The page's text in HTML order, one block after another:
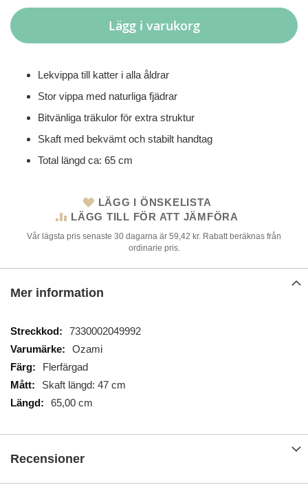
Lägg i varukorg
Lekvippa till katter i alla åldrar
Stor vippa med naturliga fjädrar
Bitvänliga träkulor för extra struktur
Skaft med bekvämt och stabilt handtag
Total längd ca: 65 cm
LÄGG I ÖNSKELISTA
LÄGG TILL FÖR ATT JÄMFÖRA
Vår lägsta pris senaste 30 dagarna är 59,42 kr. Rabatt beräknas från
ordinarie pris.
Mer information
Mer
information
7330002049992
Ozami
Flerfärgad
Skaft längd: 47 cm
65,00 cm
Recensioner